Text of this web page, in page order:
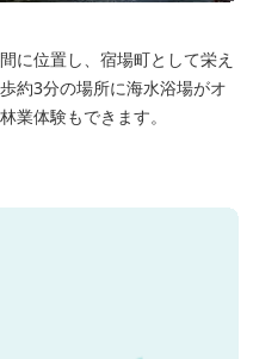
に位置し、宿場町として栄え
約3分の場所に海水浴場がオ
業体験もできます。